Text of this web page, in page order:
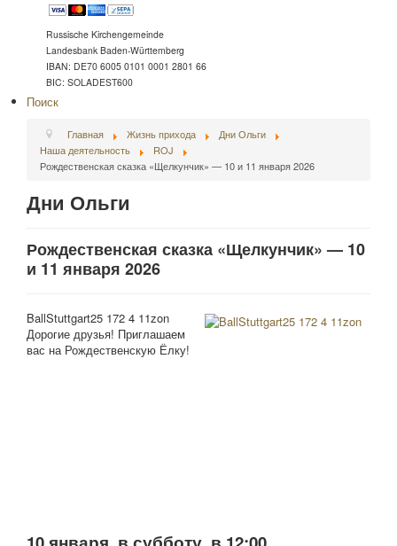
Russische Kirchengemeinde
Landesbank Baden-Württemberg
IBAN: DE70 6005 0101 0001 2801 66
BIC: SOLADEST600
Поиск
Главная Жизнь прихода
Дни Ольги
Наша деятельность
ROJ
Рождественская сказка «Щелкунчик» — 10 и 11 января 2026
Дни Ольги
Рождественская сказка «Щелкунчик» — 10
и 11 января 2026
BallStuttgart25 172 4 11zon
Дорогие друзья! Приглашаем
вас на Рождественскую Ёлку!